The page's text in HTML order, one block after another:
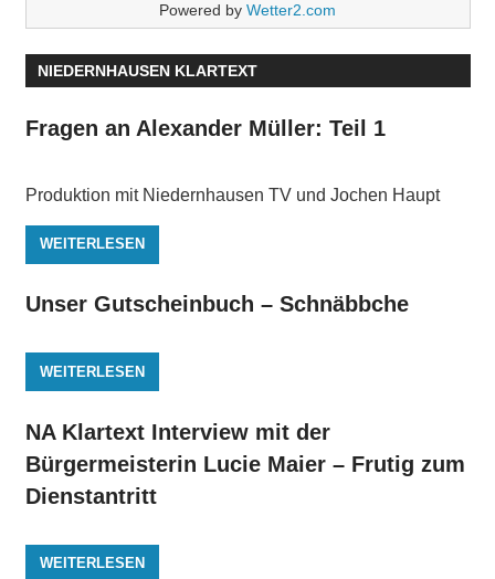
Powered by Wetter2.com
NIEDERNHAUSEN KLARTEXT
Fragen an Alexander Müller: Teil 1
Produktion mit Niedernhausen TV und Jochen Haupt
WEITERLESEN
Unser Gutscheinbuch – Schnäbbche
WEITERLESEN
NA Klartext Interview mit der
Bürgermeisterin Lucie Maier – Frutig zum
Dienstantritt
WEITERLESEN